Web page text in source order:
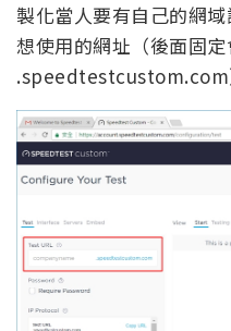
製化當人要有自己的網
想使用的網址（後面固
.speedtestcustom.com